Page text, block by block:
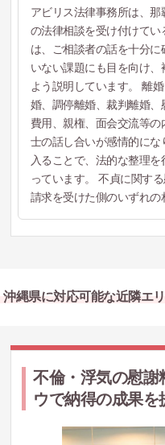
アビリス法律事務所は、
の法律相談を受け付けて
は、ご相談者の話を十分
いない課題にも目を向け
よう説明しています。 離
婚、調停離婚、裁判離婚
費用、親権、面会交流等
士の話し合いが感情的に
入ることで、法的な整理
っています。 不貞に関す
請求を受けた側のいずれの
沖縄県に対応可能な近隣エ
不倫・浮気の慰謝
ウで納得の成果を